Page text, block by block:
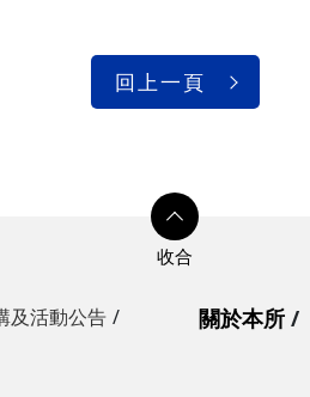
回上一頁
及活動公告
關於本所